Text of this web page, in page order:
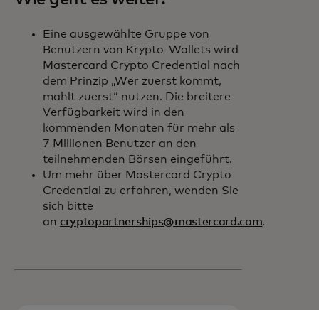
Eine ausgewählte Gruppe von
Benutzern von Krypto-Wallets wird
Mastercard Crypto Credential nach
dem Prinzip „Wer zuerst kommt,
mahlt zuerst“ nutzen. Die breitere
Verfügbarkeit wird in den
kommenden Monaten für mehr als
7 Millionen Benutzer an den
teilnehmenden Börsen eingeführt.
Um mehr über Mastercard Crypto
Credential zu erfahren, wenden Sie
sich bitte
an cryptopartnerships@mastercard.com.